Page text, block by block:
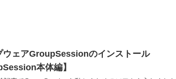
ウェアGroupSessionのインストール
本体編】